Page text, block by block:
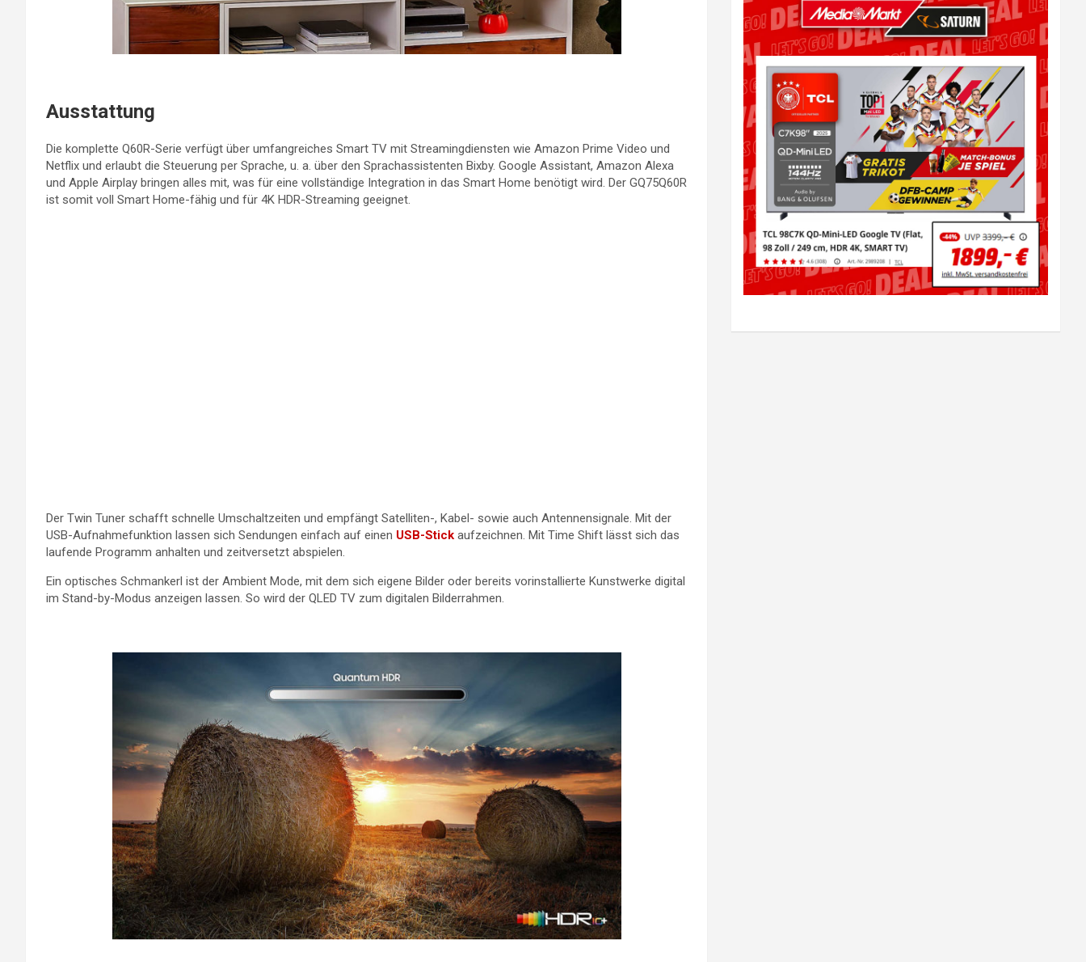
Ausstattung
Die komplette Q60R-Serie verfügt über umfangreiches Smart TV mit Streamingdiensten wie Amazon Prime Video und
Netflix und erlaubt die Steuerung per Sprache, u. a. über den Sprachassistenten Bixby. Google Assistant, Amazon Alexa
und Apple Airplay bringen alles mit, was für eine vollständige Integration in das Smart Home benötigt wird. Der GQ75Q60R
ist somit voll Smart Home-fähig und für 4K HDR-Streaming geeignet.
Der Twin Tuner schafft schnelle Umschaltzeiten und empfängt Satelliten-, Kabel- sowie auch Antennensignale. Mit der
USB-Aufnahmefunktion lassen sich Sendungen einfach auf einen USB-Stick aufzeichnen. Mit Time Shift lässt sich das
laufende Programm anhalten und zeitversetzt abspielen.
Ein optisches Schmankerl ist der Ambient Mode, mit dem sich eigene Bilder oder bereits vorinstallierte Kunstwerke digital
im Stand-by-Modus anzeigen lassen. So wird der QLED TV zum digitalen Bilderrahmen.